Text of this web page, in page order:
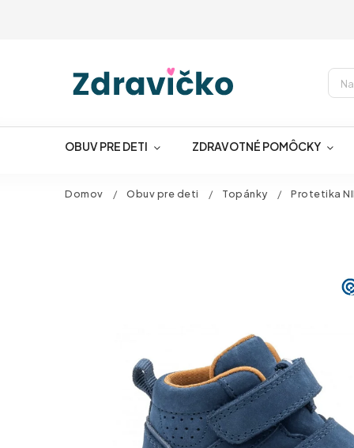
OBUV PRE DETI ZDRAVOTNÉ POMÔCKY
Domov / Obuv pre deti / Topánky / Protetika